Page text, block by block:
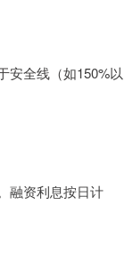
安全线（如150%以
融资利息按日计